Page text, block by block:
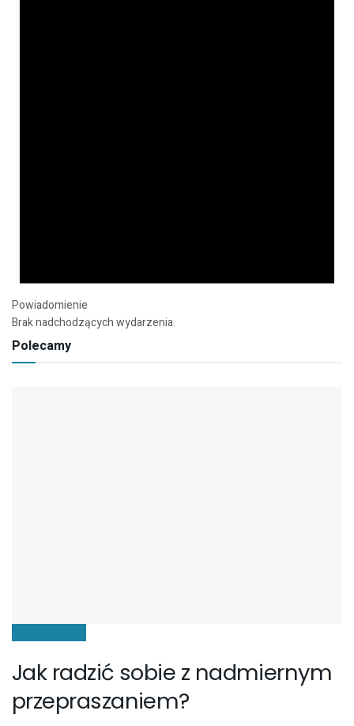
Powiadomienie
Brak nadchodzących wydarzenia.
Polecamy
Jak radzić sobie z nadmiernym
przepraszaniem?